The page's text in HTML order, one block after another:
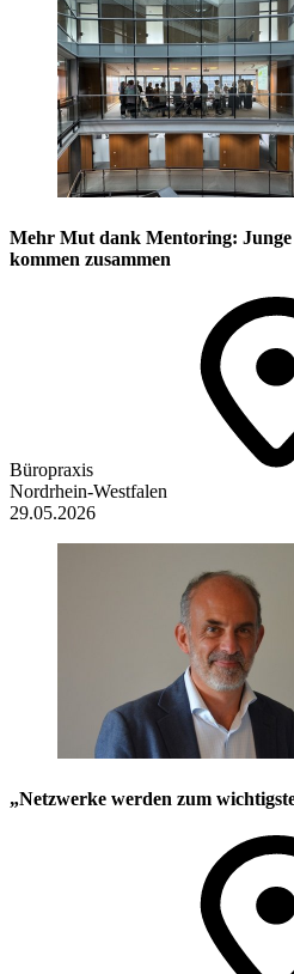
Mehr Mut dank Mentoring:
kommen zusammen
Büropraxis
Nordrhein-Westfalen
29.05.2026
„Netzwerke werden zum